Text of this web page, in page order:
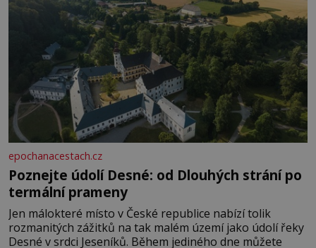
epochanacestach.cz
Poznejte údolí Desné: od Dlouhých strání po
termální prameny
Jen málokteré místo v České republice nabízí tolik
rozmanitých zážitků na tak malém území jako údolí řeky
Desné v srdci Jeseníků. Během jediného dne můžete